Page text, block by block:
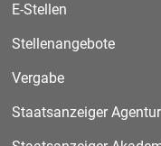
E-Stellen
Stellenangebote
Vergabe
Staatsanzeiger Agentur